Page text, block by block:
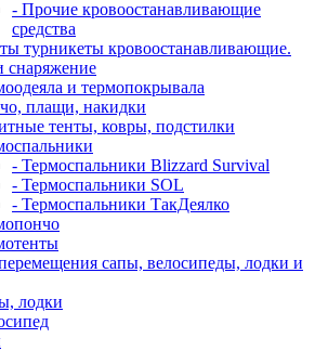
- Прочие кровоостанавливающие
средства
турникеты кровоостанавливающие.
снаряжение
и термопокрывала
плащи, накидки
тенты, ковры, подстилки
- Термоспальники Blizzard Survival
- Термоспальники SOL
- Термоспальники ТакДеялко
сапы, велосипеды, лодки и
лодки